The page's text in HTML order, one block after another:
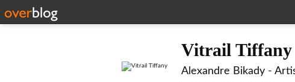
Vitrail Tiffany
Alexandre Bikady -